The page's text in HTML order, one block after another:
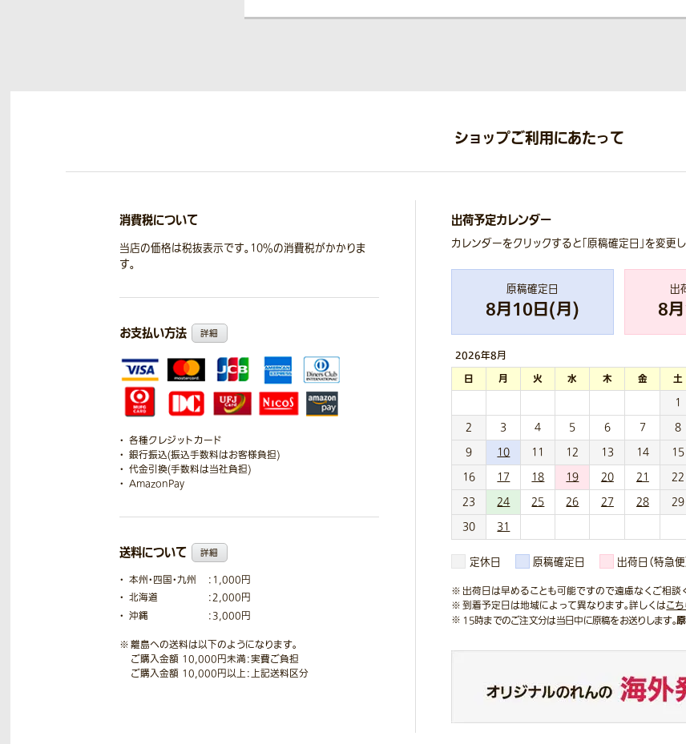
ショップご利用にあたって
消費税について
当店の価格は税抜表示です。10％の消費税がかかりま
す。
お支払い方法 詳細
各種クレジットカード
銀行振込(振込手数料はお客様負担)
代金引換(手数料は当社負担)
AmazonPay
送料について 詳細
本州・四国・九州
：1,000円
北海道
：2,000円
沖縄
：3,000円
離島への送料は以下のようになります。
ご購入金額 10,000円未満：実費ご負担
ご購入金額 10,000円以上：上記送料区分
出荷予定カレンダー
カレンダーをクリックすると「原稿確定日」を変更
原稿確定日
8月10日(月)
出
8月
2026年8月
日 月 火 水 木 金
土
1
2
3 4 5 6 7
8
9
10 11 12 13 14
15
16
17 18 19 20 21
22
23
24 25 26 27 28
29
30
31
定休日 原稿確定日 出荷日（特急便
出荷日は早めることも可能ですので遠慮なくご相談
到着予定日は地域によって異なります。詳しくはこ
15時までのご注文分は当日中に原稿をお送りします。